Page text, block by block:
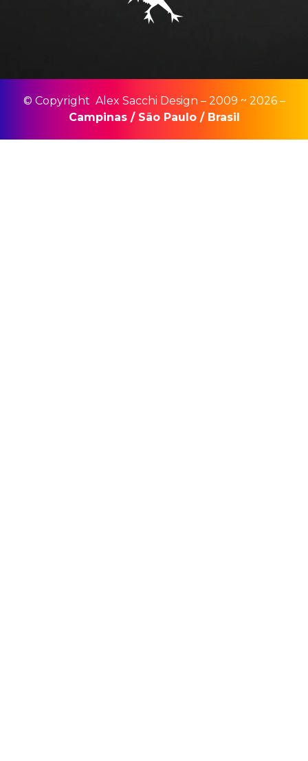
© Copyright Alex Sacchi Design – 2009 ~ 2026 –
Campinas/ São Paulo/ Brasil